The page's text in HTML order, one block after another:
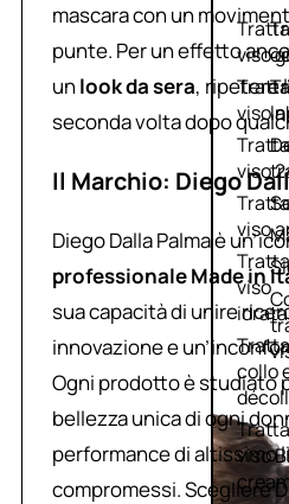
viso
viso
viso
viso
viso
collo
viso
mascara con un
punte. Per un effetto
un look da sera, ripetere
seconda volta dopo
Il Marchio: Diego
Diego Dalla Palma è
professionale Made in
sua capacità di unire
innovazione e
Ogni prodotto è studiato
bellezza unica di ogni
performance di altissimo
compromessi. Scegliere